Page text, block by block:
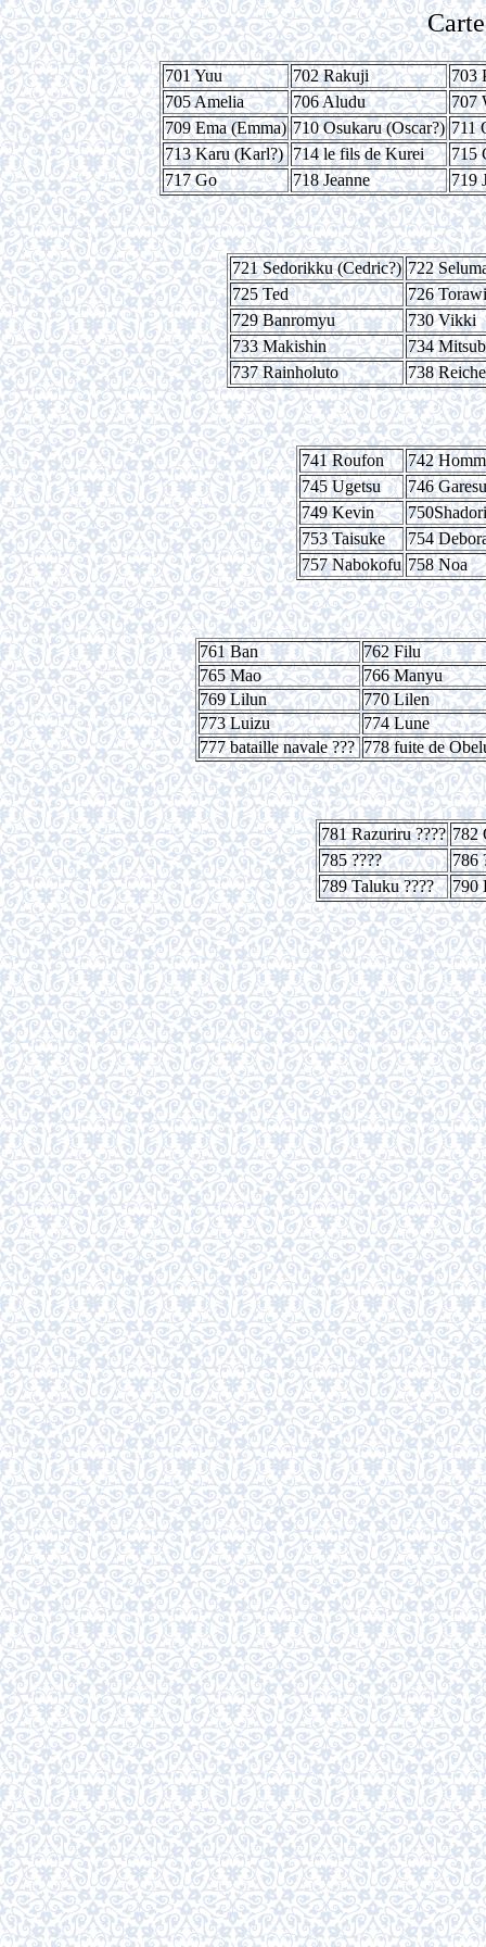
701 Yuu 702 Rakuji
703
705 Amelia
706 Aludu
707
709 Ema (Emma) 710 Osukaru (Oscar?) 711
713 Karu (Karl?) 714 le fils de Kurei
715
717 Go
718 Jeanne 719
721 Sedorikku (Cedric?) 722
725 Ted
726
729 Banromyu
730 Vikki
733 Makishin
734
737 Rainholuto
738
741 Roufon
742
745 Ugetsu
746 Garesu
749 Kevin
750Shadori
753 Taisuke
754
757 Nabokofu 758 Noa
761 Ban
762 Filu
765 Mao
766 Manyu
769 Lilun
770 Lilen
773 Luizu
774 Lune
777 bataille navale ??? 778 fuite de
781 Razuriru ???? 782
785 ????
786
789 Taluku ????
790